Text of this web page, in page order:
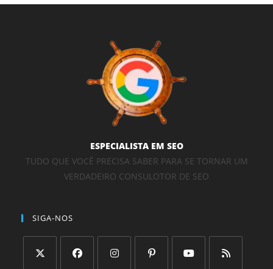
ESPECIALISTA EM SEO
TUDO QUE VOCÊ PRECISA SABER PARA SE TORNAR UM
VERDADEIRO CONSULOTOR DE SEO
SIGA-NOS